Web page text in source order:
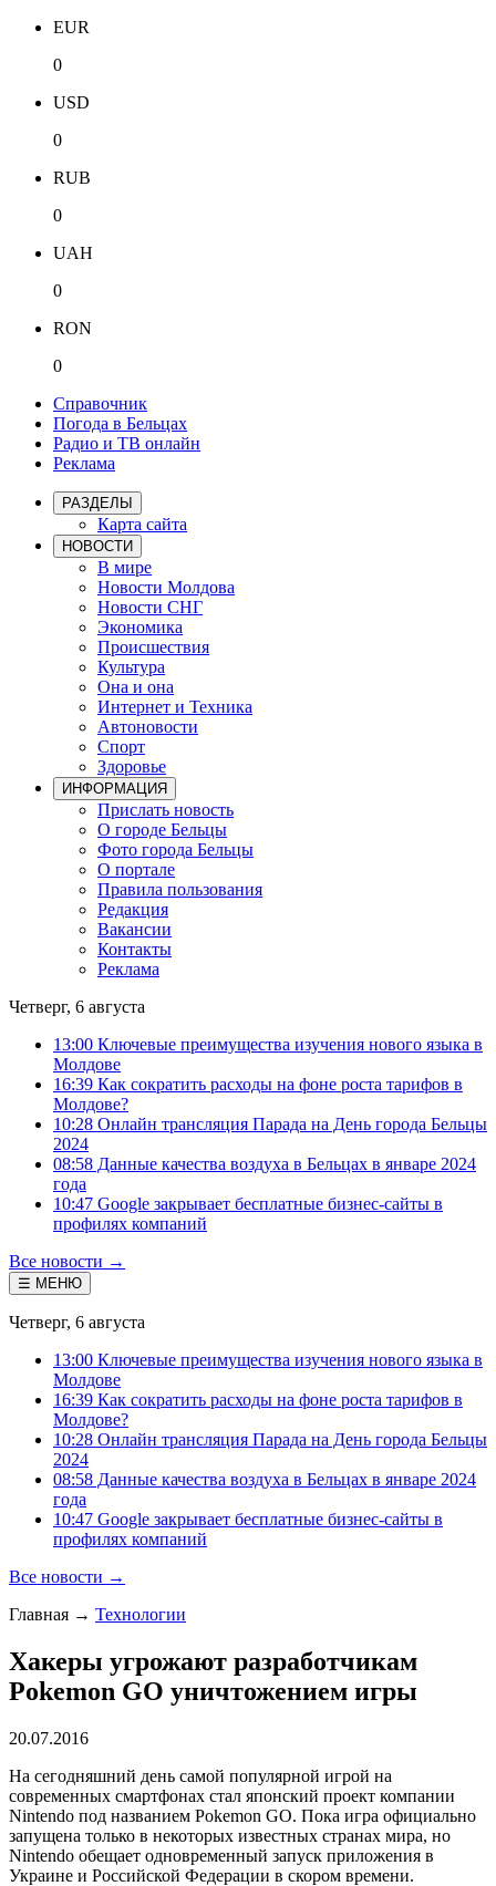
EUR
0
USD
0
RUB
0
UAH
0
RON
0
Справочник
Погода в Бельцах
Радио и ТВ онлайн
Реклама
РАЗДЕЛЫ
Карта сайта
НОВОСТИ
В мире
Новости Молдова
Новости СНГ
Экономика
Происшествия
Культура
Она и она
Интернет и Техника
Автоновости
Спорт
Здоровье
ИНФОРМАЦИЯ
Прислать новость
О городе Бельцы
Фото города Бельцы
О портале
Правила пользования
Редакция
Вакансии
Контакты
Реклама
Четверг, 6 августа
13:00 Ключевые преимущества изучения нового языка в
Молдове
16:39 Как сократить расходы на фоне роста тарифов в
Молдове?
10:28 Онлайн трансляция Парада на День города Бельцы
2024
08:58 Данные качества воздуха в Бельцах в январе 2024
года
10:47 Google закрывает бесплатные бизнес-сайты в
профилях компаний
Все новости →
☰ МЕНЮ
Четверг, 6 августа
13:00 Ключевые преимущества изучения нового языка в
Молдове
16:39 Как сократить расходы на фоне роста тарифов в
Молдове?
10:28 Онлайн трансляция Парада на День города Бельцы
2024
08:58 Данные качества воздуха в Бельцах в январе 2024
года
10:47 Google закрывает бесплатные бизнес-сайты в
профилях компаний
Все новости →
Главная → Технологии
Хакеры угрожают разработчикам
Pokemon GO уничтожением игры
20.07.2016
На сегодняшний день самой популярной игрой на
современных смартфонах стал японский проект компании
Nintendo под названием Pokemon GO. Пока игра официально
запущена только в некоторых известных странах мира, но
Nintendo обещает одновременный запуск приложения в
Украине и Российской Федерации в скором времени.